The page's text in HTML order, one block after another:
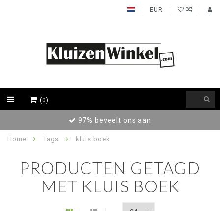
EUR
(0)
97% beveelt ons aan
Home Tags kluis boek
PRODUCTEN GETAGD
MET KLUIS BOEK